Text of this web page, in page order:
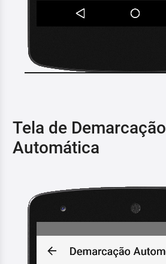
Tela de Demarcação
Automática